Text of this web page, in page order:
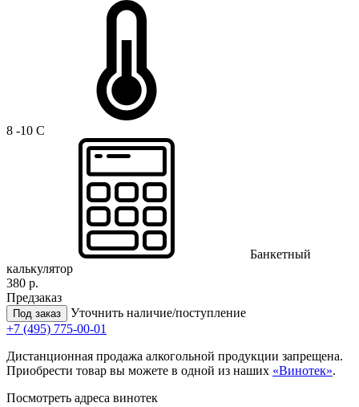
8 -10 C
Банкетный
калькулятор
380 р.
Предзаказ
Под заказ
Уточнить наличие/поступление
+7 (495) 775-00-01
Дистанционная продажа алкогольной продукции запрещена.
Приобрести товар вы можете в одной из наших «Винотек».
Посмотреть адреса винотек